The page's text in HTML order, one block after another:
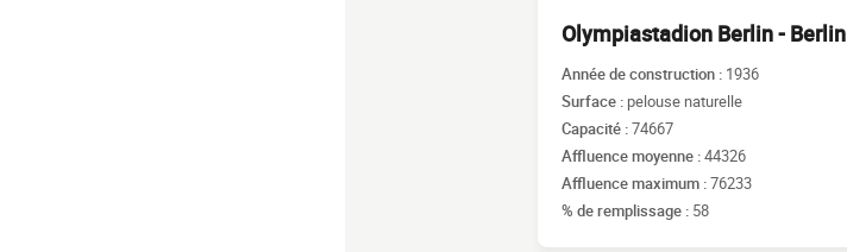
Olympiastadion Berlin - Berlin
Année de construction : 1936
Surface : pelouse naturelle
Capacité :74667
Affluence moyenne :44326
Affluence maximum :76233
% de remplissage : 58